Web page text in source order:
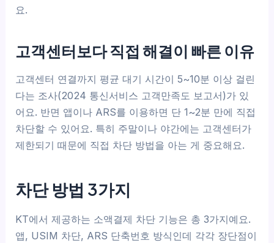
요.
고객센터보다 직접 해결이 빠른 이유
고객센터 연결까지 평균 대기 시간이 5~10분 이상 걸린
다는 조사(2024 통신서비스 고객만족도 보고서)가 있
어요. 반면 앱이나 ARS를 이용하면 단 1~2분 만에 직접
차단할 수 있어요. 특히 주말이나 야간에는 고객센터가
제한되기 때문에 직접 차단 방법을 아는 게 중요해요.
차단 방법 3가지
KT에서 제공하는 소액결제 차단 기능은 총 3가지예요.
앱, USIM 차단, ARS 단축번호 방식인데 각각 장단점이